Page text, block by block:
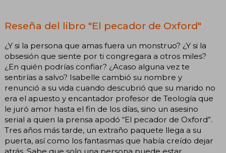
Reseña del libro "El pecador de Oxford"
¿Y si la persona que amas fuera un monstruo? ¿Y si la
obsesión que siente por ti congregara a otros miles?
¿En quién podrías confiar? ¿Acaso alguna vez te
sentirías a salvo? Isabelle cambió su nombre y
renunció a su vida cuando descubrió que su marido no
era el apuesto y encantador profesor de Teología que
le juró amor hasta el fin de los días, sino un asesino
serial a quien la prensa apodó “El pecador de Oxford”.
Tres años más tarde, un extraño paquete llega a su
puerta, así como los fantasmas que había creído dejar